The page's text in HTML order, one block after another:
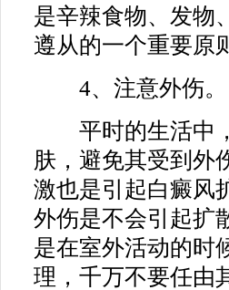
是辛辣食物、发物
遵从的一个重要原
4、注意外伤。
平时的生活中，
肤，避免其受到外
激也是引起白癜风
外伤是不会引起扩
是在室外活动的时
理，千万不要任由